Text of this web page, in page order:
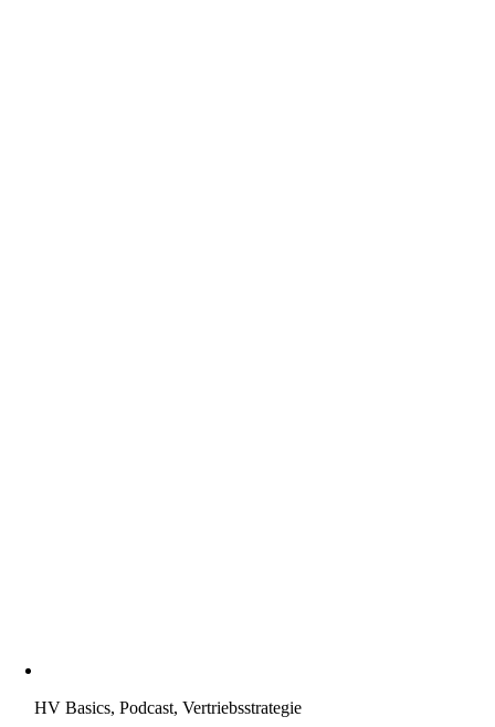
HV Basics, Podcast, Vertriebsstrategie